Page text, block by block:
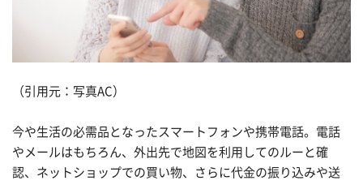
（引用元：写真AC）
今や生活の必需品となったスマートフォンや携帯電話。電話
やメールはもちろん、外出先で地図を利用してのルーと確
認、ネットショップでの買い物、さらに代金の振り込みや送